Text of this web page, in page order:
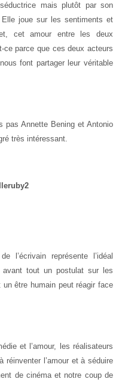
mais plutôt par son
joue sur les sentiments et
cet amour entre les deux
ce parce que ces deux acteurs
font partager leur véritable
pas Annette Bening et Antonio
très intéressant.
l’écrivain représente l’idéal
avant tout un postulat sur les
être humain peut réagir face
et l’amour, les réalisateurs
réinventer l’amour et à séduire
de cinéma et notre coup de